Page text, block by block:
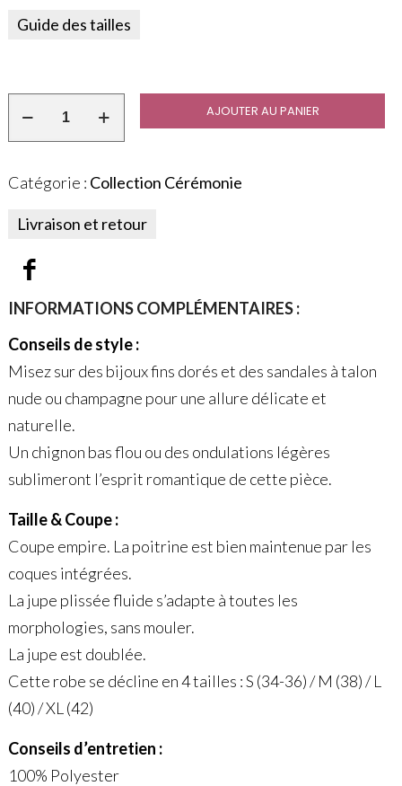
Guide des tailles
AJOUTER AU PANIER
Catégorie : Collection Cérémonie
Livraison et retour
INFORMATIONS COMPLÉMENTAIRES :
Conseils de style :
Misez sur des bijoux fins dorés et des sandales à talon
nude ou champagne pour une allure délicate et
naturelle.
Un chignon bas flou ou des ondulations légères
sublimeront l’esprit romantique de cette pièce.
Taille & Coupe :
Coupe empire. La poitrine est bien maintenue par les
coques intégrées.
La jupe plissée fluide s’adapte à toutes les
morphologies, sans mouler.
La jupe est doublée.
Cette robe se décline en 4 tailles : S (34-36) / M (38) / L
(40) / XL (42)
Conseils d’entretien :
100% Polyester